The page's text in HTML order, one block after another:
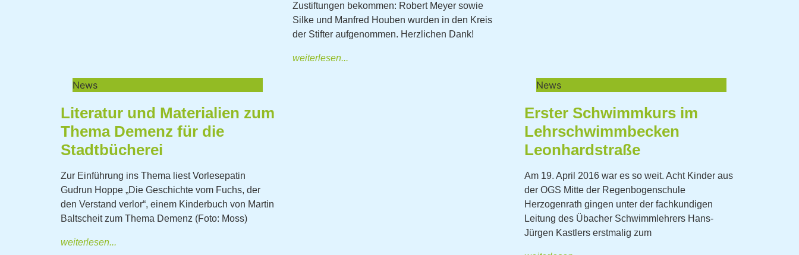
News
Literatur und Materialien zum
Thema Demenz für die
Stadtbücherei
Zur Einführung ins Thema liest Vorlesepatin
Gudrun Hoppe „Die Geschichte vom Fuchs, der
den Verstand verlor“, einem Kinderbuch von Martin
Baltscheit zum Thema Demenz (Foto: Moss)
weiterlesen...
Zustiftungen bekommen: Robert Meyer sowie
Silke und Manfred Houben wurden in den Kreis
der Stifter aufgenommen. Herzlichen Dank!
weiterlesen...
News
Erster Schwimmkurs im
Lehrschwimmbecken
Leonhardstraße
Am 19. April 2016 war es so weit. Acht Kinder aus
der OGS Mitte der Regenbogenschule
Herzogenrath gingen unter der fachkundigen
Leitung des Übacher Schwimmlehrers Hans-
Jürgen Kastlers erstmalig zum